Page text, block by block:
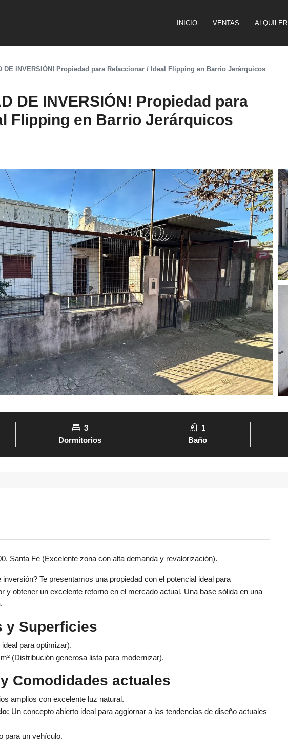
INICIO VENTAS ALQUILER
DE INVERSIÓN! Propiedad para Refaccionar / Ideal Flipping en Barrio Jerárquicos
DE INVERSIÓN! Propiedad para
Flipping en Barrio Jerárquicos
3
Dormitorios
1
Baño
Santa Fe (Excelente zona con alta demanda y revalorización).
Te presentamos una propiedad con el potencial ideal para
y obtener un excelente retorno en el mercado actual. Una base sólida en una
y Superficies
para optimizar).
(Distribución generosa lista para modernizar).
Comodidades actuales
amplios con excelente luz natural.
Un concepto abierto ideal para aggiornar a las tendencias de diseño actuales
para un vehículo.